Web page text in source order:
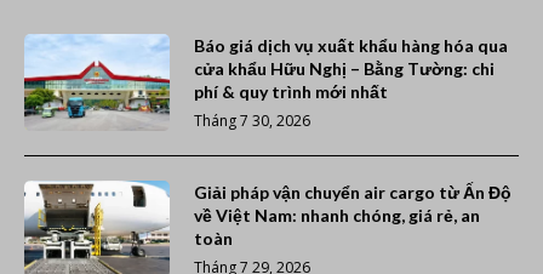
Báo giá dịch vụ xuất khẩu hàng hóa qua
cửa khẩu Hữu Nghị – Bằng Tường: chi
phí & quy trình mới nhất
Tháng 7 30, 2026
Giải pháp vận chuyển air cargo từ Ấn Độ
về Việt Nam: nhanh chóng, giá rẻ, an
toàn
Tháng 7 29, 2026